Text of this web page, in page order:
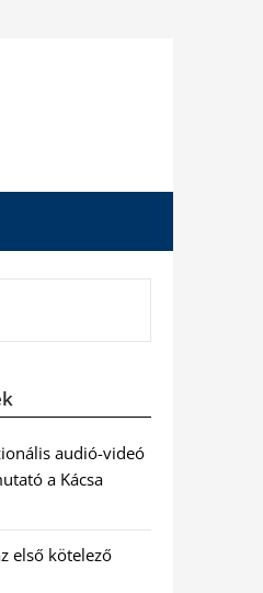
audió-videó
a Kácsa
első kötelező